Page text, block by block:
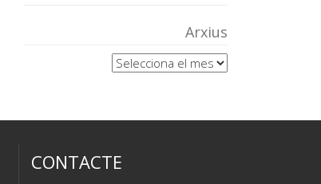
Arxius
Arxius
CONTACTE